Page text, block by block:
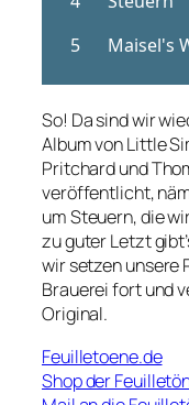
So! Da sind wir
Album von Little
Pritchard und
veröffentlicht,
um Steuern, die
zu guter Letzt
wir setzen unsere
Brauerei fort und
Original.
Feuilletoene.de
Shop der